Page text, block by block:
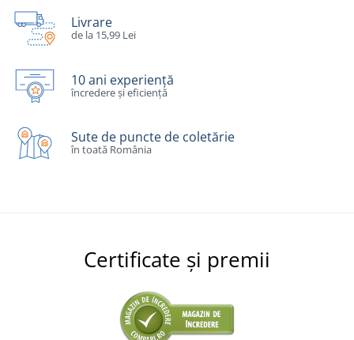
Livrare
de la 15,99 Lei
10 ani experiență
încredere și eficiență
Sute de puncte de coletărie
în toată România
Certificate și premii